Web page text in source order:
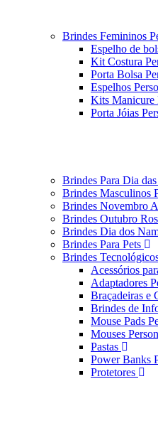
Brindes Femininos
Espelho de
Kit Costura
Porta Bolsa
Espelhos
Kits Manicure
Porta Jóias
Brindes Para Dia
Brindes Masculinos
Brindes Novembro
Brindes Outubro
Brindes Dia dos
Brindes Para Pets
Brindes
Acessórios
Adaptadores
Braçadeiras e
Brindes de
Mouse Pads
Mouses
Pastas
Power Banks
Protetores